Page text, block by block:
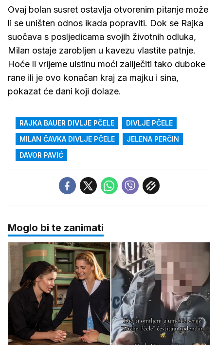
Ovaj bolan susret ostavlja otvorenim pitanje može
li se uništen odnos ikada popraviti. Dok se Rajka
suočava s posljedicama svojih životnih odluka,
Milan ostaje zarobljen u kavezu vlastite patnje.
Hoće li vrijeme uistinu moći zaliječiti tako duboke
rane ili je ovo konačan kraj za majku i sina,
pokazat će dani koji dolaze.
RAJKA BAUER DIVLJE PČELE
DIVLJE PČELE
MILAN ČAVKA DIVLJE PČELE
JELENA PERČIN
DAVOR PAVIĆ
Moglo bi te zanimati